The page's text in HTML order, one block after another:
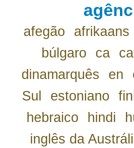
afegão afrikaans
búlgaro
ca
dinamarquês
en
Sul
estoniano
hebraico
hindi
inglês da